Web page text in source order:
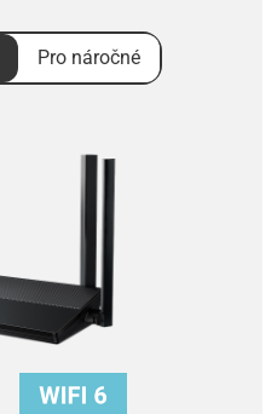
Pro náročné